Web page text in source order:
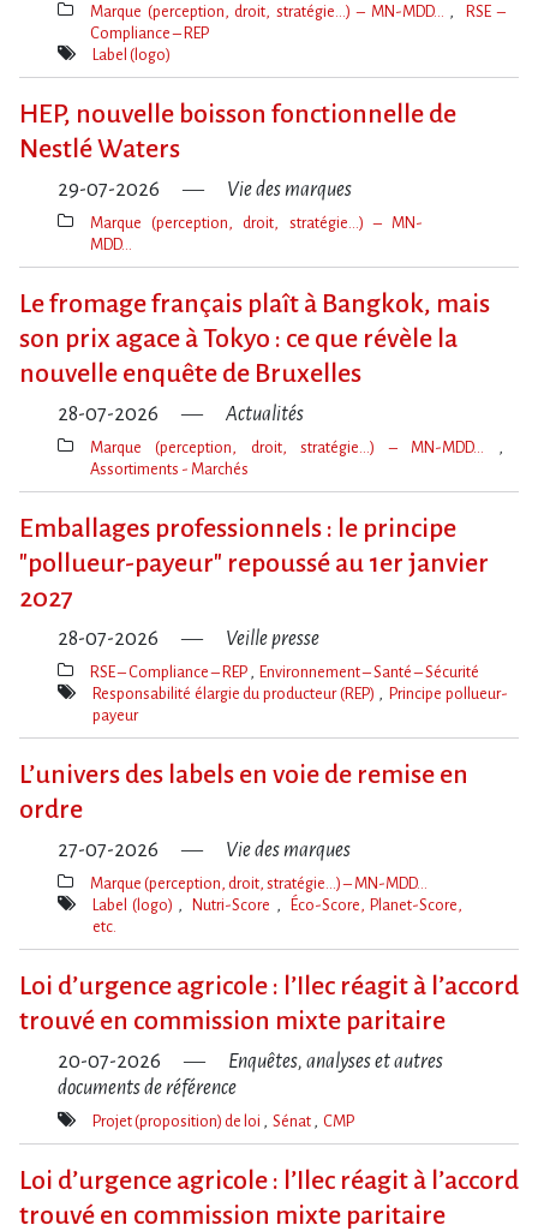
Thèmes(s)
Marque (perception, droit, stratégie…) – MN-MDD…
RSE –
Compliance – REP
Mot(s)-
Label (logo)
HEP, nouvelle boisson fonctionnelle de
Nestlé Waters
29-07-2026 Vie des marques
Thèmes(s)
Marque (perception, droit, stratégie…) – MN-
MDD…
Le fromage français plaît à Bangkok, mais
son prix agace à Tokyo : ce que révèle la
nouvelle enquête de Bruxelles
28-07-2026 Actualités
Thèmes(s)
Marque (perception, droit, stratégie…) – MN-MDD…
Assortiments - Marchés
Emballages professionnels : le principe
"pollueur-payeur" repoussé au 1er janvier
2027
28-07-2026 Veille presse
Thèmes(s)
RSE – Compliance – REP Environnement – Santé – Sécurité
Mot(s)-
Responsabilité élargie du producteur (REP)
Principe pollueur-
payeur
L’univers des labels en voie de remise en
ordre
27-07-2026 Vie des marques
Thèmes(s)
Marque (perception, droit, stratégie…) – MN-MDD…
Mot(s)-
Label (logo) Nutri-Score
Éco-Score, Planet-Score,
etc.
Loi d​‌’urgence agricole : l​‌’Ilec réagit à l​‌’accord
trouvé en commission mixte paritaire
20-07-2026
Enquêtes, analyses et autres
documents de référence
Mot(s)-
Projet (proposition) de loi Sénat CMP
Loi d​‌’urgence agricole : l​‌’Ilec réagit à l​‌’accord
trouvé en commission mixte paritaire